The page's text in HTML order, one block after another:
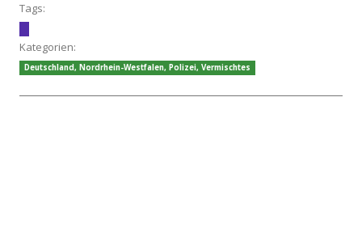
Tags:
Kategorien:
Deutschland, Nordrhein-Westfalen, Polizei, Vermischtes